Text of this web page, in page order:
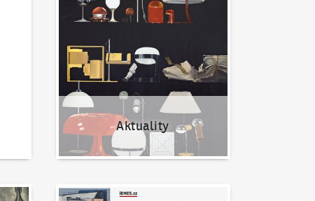
Aktuality
Napsali o nás